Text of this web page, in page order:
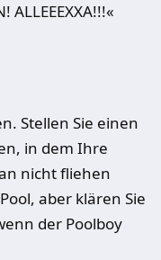
ALLEEEXXA!!!«
Stellen Sie einen
in dem Ihre
nicht fliehen
aber klären Sie
der Poolboy